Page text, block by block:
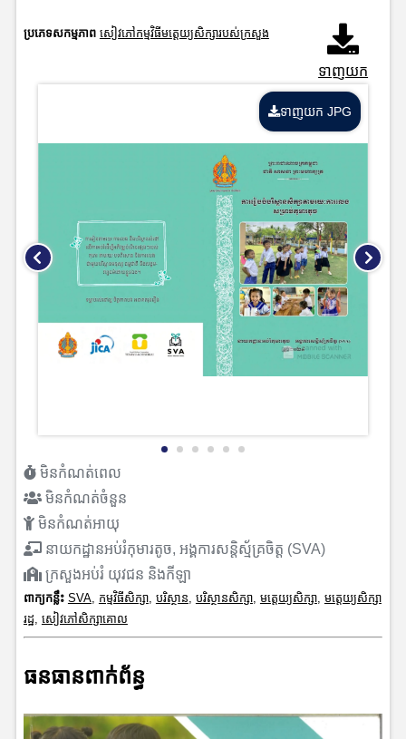
ទាញយក
ប្រភេទសកម្មភាព សៀវភៅកម្មវិធីមត្តេយ្យសិក្សារបស់ក្រសួង
ទាញយក JPG
មិនកំណត់ពេល
មិនកំណត់ចំនួន
មិនកំណត់អាយុ
នាយកដ្ឋានអប់រំកុមារតូច, អង្គការសន្តិស្ម័គ្រចិត្ត​ (SVA)
ក្រសួងអប់រំ យុវជន និងកីឡា
ពាក្យកន្លឹះ SVA, កម្មវិធីសិក្សា, បរិស្ថាន បរិស្ថានសិក្សា, មត្តេយ្យសិក្សា, មត្តេយ្យសិក្សា
រដ្ឋ សៀវភៅសិក្សាគោល
ធនធានពាក់ព័ន្ធ